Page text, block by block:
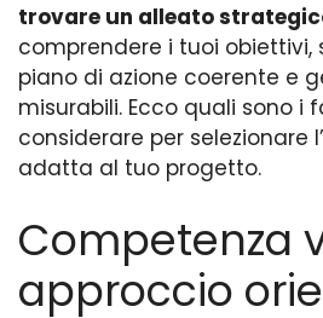
trovare un alleato
comprendere i tuoi obiettivi,
piano di azione coerente e
misurabili. Ecco quali sono i
considerare per selezionare
adatta al tuo progetto.
Competenza
approccio